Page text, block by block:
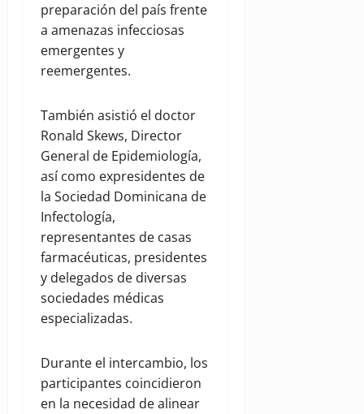
preparación del país frente
a amenazas infecciosas
emergentes y
reemergentes.
También asistió el doctor
Ronald Skews, Director
General de Epidemiología,
así como expresidentes de
la Sociedad Dominicana de
Infectología,
representantes de casas
farmacéuticas, presidentes
y delegados de diversas
sociedades médicas
especializadas.
Durante el intercambio, los
participantes coincidieron
en la necesidad de alinear